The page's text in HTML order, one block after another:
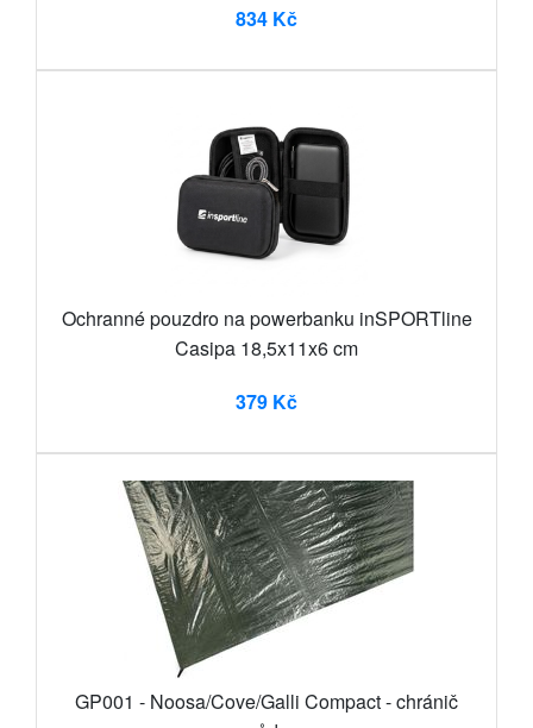
834 Kč
Ochranné pouzdro na powerbanku inSPORTline
Casipa 18,5x11x6 cm
379 Kč
GP001 - Noosa/Cove/Galli Compact - chránič